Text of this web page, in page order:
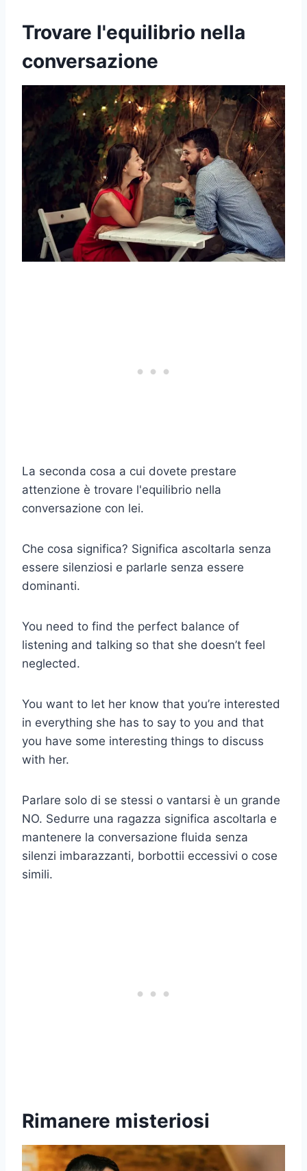
Trovare l'equilibrio nella
conversazione
La seconda cosa a cui dovete prestare
attenzione è trovare l'equilibrio nella
conversazione con lei.
Che cosa significa? Significa ascoltarla senza
essere silenziosi e parlarle senza essere
dominanti.
You need to find the perfect balance of
listening and talking so that she doesn’t feel
neglected.
You want to let her know that you’re interested
in everything she has to say to you and that
you have some interesting things to discuss
with her.
Parlare solo di se stessi o vantarsi è un grande
NO. Sedurre una ragazza significa ascoltarla e
mantenere la conversazione fluida senza
silenzi imbarazzanti, borbottii eccessivi o cose
simili.
Rimanere misteriosi